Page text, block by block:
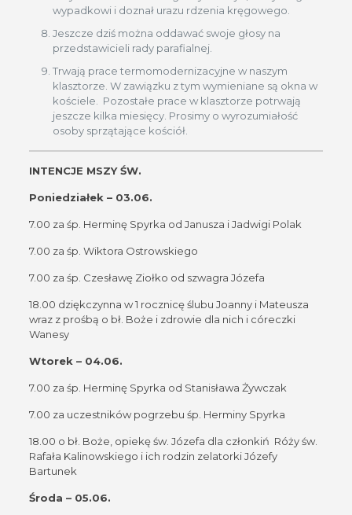
wypadkowi i doznał urazu rdzenia kręgowego.
Jeszcze dziś można oddawać swoje głosy na
przedstawicieli rady parafialnej.
Trwają prace termomodernizacyjne w naszym
klasztorze. W zawiązku z tym wymieniane są okna w
kościele. Pozostałe prace w klasztorze potrwają
jeszcze kilka miesięcy. Prosimy o wyrozumiałość
osoby sprzątające kościół.
INTENCJE MSZY ŚW.
Poniedziałek – 03.06.
7.00 za śp. Herminę Spyrka od Janusza i Jadwigi Polak
7.00 za śp. Wiktora Ostrowskiego
7.00 za śp. Czesławę Ziołko od szwagra Józefa
18.00 dziękczynna w 1 rocznicę ślubu Joanny i Mateusza
wraz z prośbą o bł. Boże i zdrowie dla nich i córeczki
Wanesy
Wtorek – 04.06.
7.00 za śp. Herminę Spyrka od Stanisława Żywczak
7.00 za uczestników pogrzebu śp. Herminy Spyrka
18.00 o bł. Boże, opiekę św. Józefa dla członkiń Róży św.
Rafała Kalinowskiego i ich rodzin zelatorki Józefy
Bartunek
Środa – 05.06.